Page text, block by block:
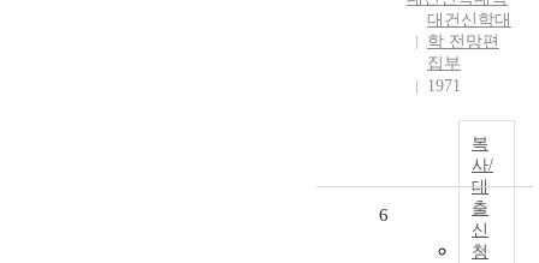
대건신학대
학 전망편
집부
1971
복
사/
대
출
신
청
6